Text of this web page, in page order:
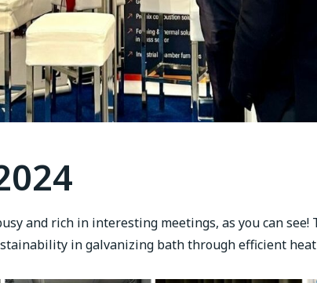
and rich in interesting meetings, as you can see!
in galvanizing bath through efficient